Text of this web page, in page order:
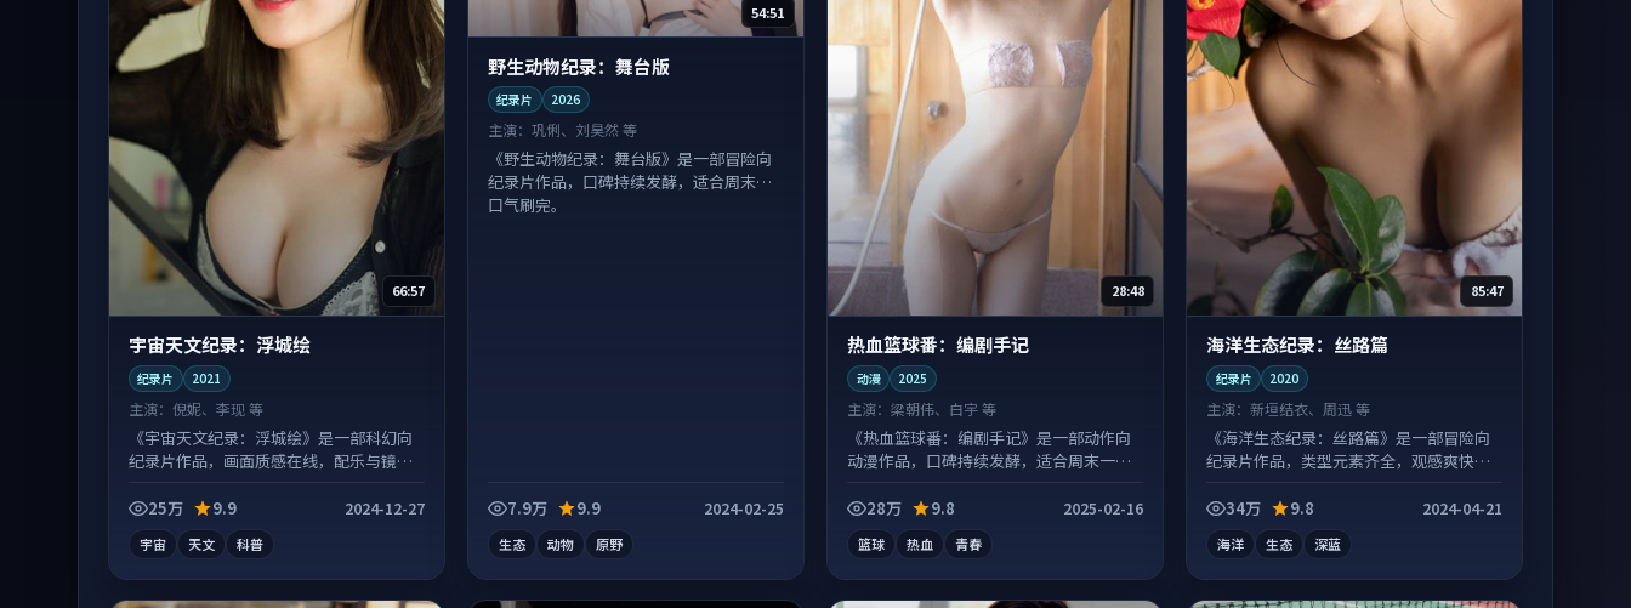
66:57
宇宙天文纪录：浮城绘
纪录片 2021
主演： 倪妮、李现 等
《宇宙天文纪录：浮城绘》是一部科幻向
纪录片作品，画面质感在线，配乐与镜头
25万
9.9 2024-12-27
宇宙 天文 科普
54:51
野生动物纪录：舞台版
纪录片 2026
主演：巩俐、刘昊然 等
《野生动物纪录：舞台版》是一部冒险向
纪录片作品，口碑持续发酵，适合周末一
口气刷完。
7.9万 9.9 2024-02-25
生态 动物 原野
28:48
热血篮球番：编剧手记
动漫 2025
主演：梁朝伟、白宇 等
《热血篮球番：编剧手记》是一部动作向
动漫作品，口碑持续发酵，适合周末一口
28万
9.8 2025-02-16
篮球 热血 青春
85:47
海洋生态纪录：丝路篇
纪录片 2020
主演：新垣结衣、周迅 等
《海洋生态纪录：丝路篇》是一部冒险向
纪录片作品，类型元素齐全，观感爽快不
34万
9.8 2024-04-21
海洋 生态 深蓝